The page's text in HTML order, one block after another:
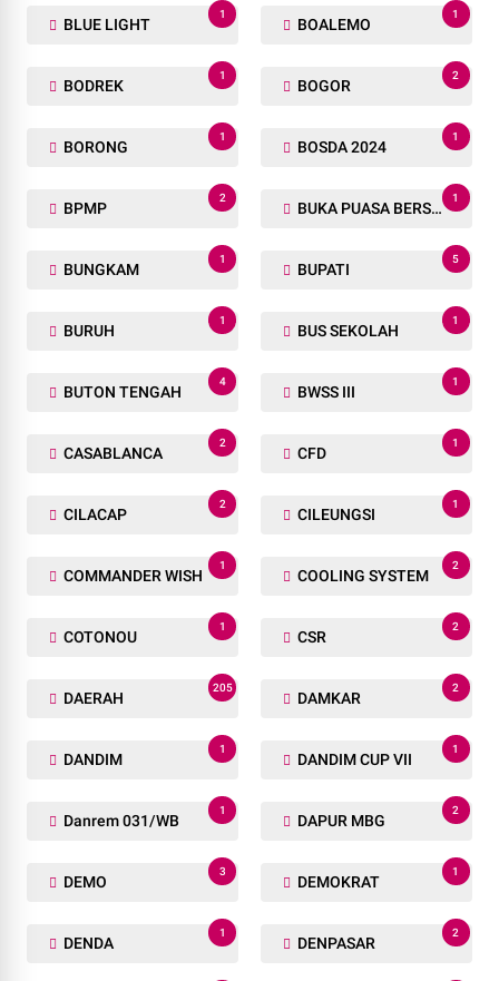
BLUE LIGHT
1
BOALEMO
1
BODREK
1
BOGOR
2
BORONG
1
BOSDA 2024
1
BPMP
2
BUKA PUASA BERSAMA
1
BUNGKAM
1
BUPATI
5
BURUH
1
BUS SEKOLAH
1
BUTON TENGAH
4
BWSS III
1
CASABLANCA
2
CFD
1
CILACAP
2
CILEUNGSI
1
COMMANDER WISH
1
COOLING SYSTEM
2
COTONOU
1
CSR
2
DAERAH
205
DAMKAR
2
DANDIM
1
DANDIM CUP VII
1
Danrem 031/WB
1
DAPUR MBG
2
DEMO
3
DEMOKRAT
1
DENDA
1
DENPASAR
2